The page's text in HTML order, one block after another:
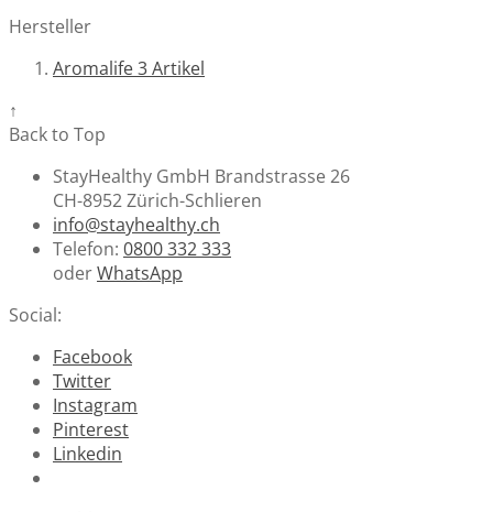
Hersteller
Aromalife3Artikel
↑
Back to Top
StayHealthy GmbH Brandstrasse 26
CH-8952 Zürich-Schlieren
info@stayhealthy.ch
Telefon: 0800 332 333
oderWhatsApp
Social:
Facebook
Twitter
Instagram
Pinterest
Linkedin